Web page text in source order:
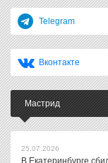
Telegram
Вконтакте
Мастрид
25.07.2026
В Екатеринбурге